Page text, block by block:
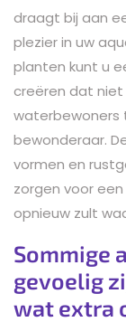
draagt bij aan
plezier in uw
planten kunt u
creëren dat niet
waterbewoners
bewonderaar.
vormen en
zorgen voor
opnieuw zult
Sommige
gevoelig
wat extra